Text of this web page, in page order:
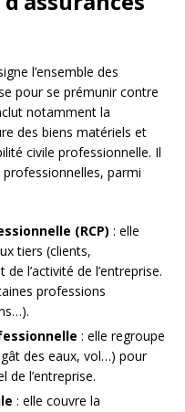
l’ensemble des
pour se prémunir contre
notamment la
des biens matériels et
civile professionnelle. Il
professionnelles, parmi
(RCP) : elle
tiers (clients,
l’activité de l’entreprise.
professions
: elle regroupe
des eaux, vol…) pour
de l’entreprise.
: elle couvre la